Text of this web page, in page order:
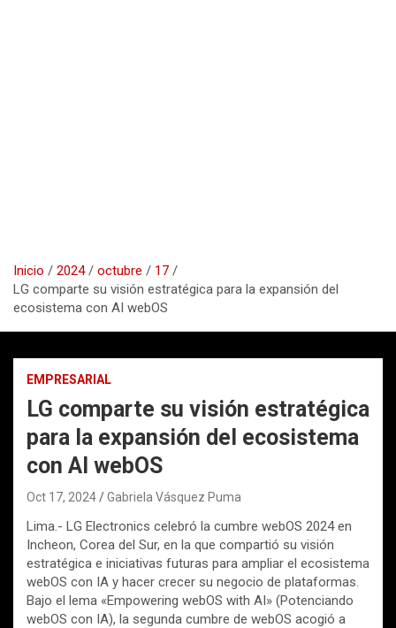
Inicio 2024 octubre
17
LG comparte su visión estratégica para la expansión del
ecosistema con AI webOS
EMPRESARIAL
LG comparte su visión estratégica
para la expansión del ecosistema
con AI webOS
Oct 17, 2024 Gabriela Vásquez Puma
Lima.- LG Electronics celebró la cumbre webOS 2024 en
Incheon, Corea del Sur, en la que compartió su visión
estratégica e iniciativas futuras para ampliar el ecosistema
webOS con IA y hacer crecer su negocio de plataformas.
Bajo el lema «Empowering webOS with AI» (Potenciando
webOS con IA), la segunda cumbre de webOS acogió a